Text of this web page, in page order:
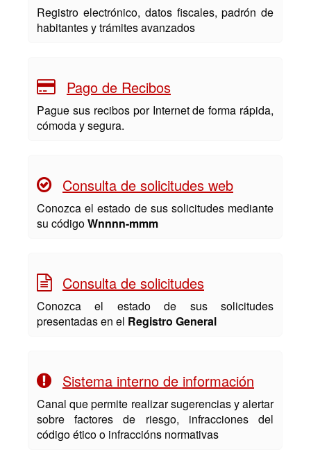
Registro electrónico, datos fiscales, padrón de
habitantes y trámites avanzados
Pago de Recibos
Pague sus recibos por Internet de forma rápida,
cómoda y segura.
Consulta de solicitudes web
Conozca el estado de sus solicitudes mediante
su códigoWnnnn-mmm
Consulta de solicitudes
Conozca el estado de sus solicitudes
presentadas en el Registro General
Sistema interno de información
Canal que permite realizar sugerencias y alertar
sobre factores de riesgo, infracciones del
código ético o infraccións normativas